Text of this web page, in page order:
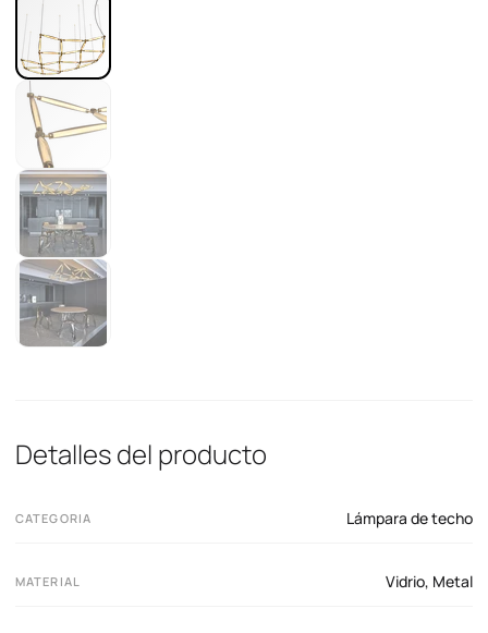
Detalles del producto
CATEGORIA Lámpara de techo
MATERIAL Vidrio, Metal